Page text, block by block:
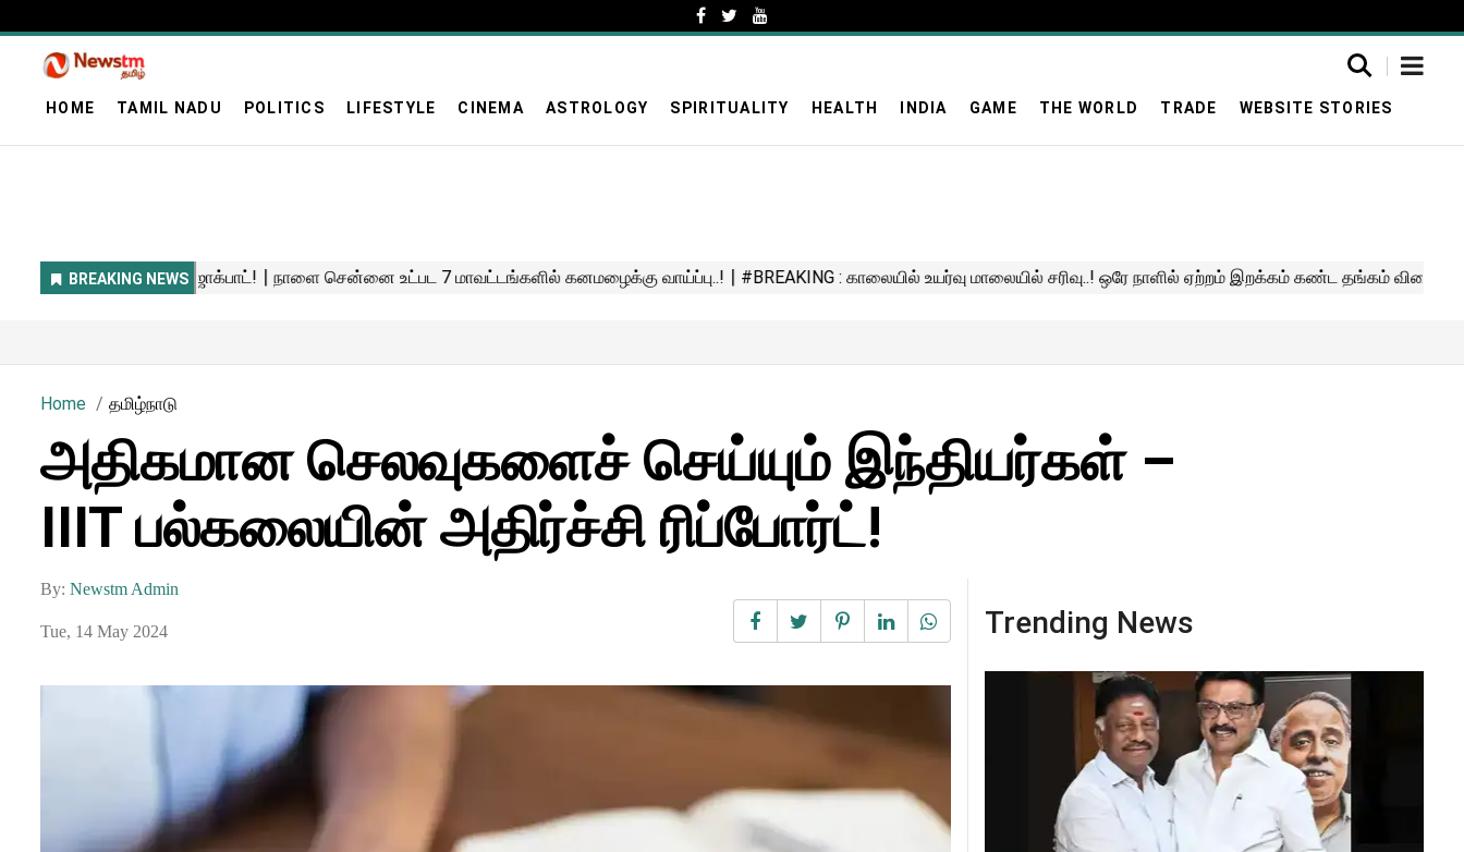
HOME TAMIL NADU POLITICS LIFESTYLE CINEMA ASTROLOGY SPIRITUALITY HEALTH INDIA GAME THE WORLD TRADE WEBSITE STORIES
Home தமிழ்நாடு
அதிகமான செலவுகளைச் செய்யும் இந்தியர்கள் –
IIIT பல்கலையின் அதிர்ச்சி ரிப்போர்ட்!
By: Newstm Admin
Tue, 14 May 2024 Trending News